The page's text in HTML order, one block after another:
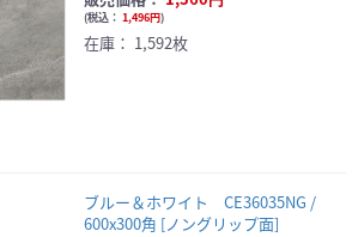
(税込： 1,496円)
在庫： 1,592枚
ブルー＆ホワイト CE36035NG /
600x300角 [ノングリップ面]